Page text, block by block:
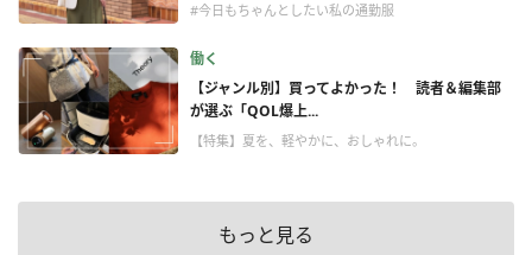
#今日もちゃんとしたい私の通勤服
働く
【ジャンル別】買ってよかった！ 読者＆編集部
が選ぶ「QOL爆上...
【特集】夏を、軽やかに、おしゃれに。
もっと見る